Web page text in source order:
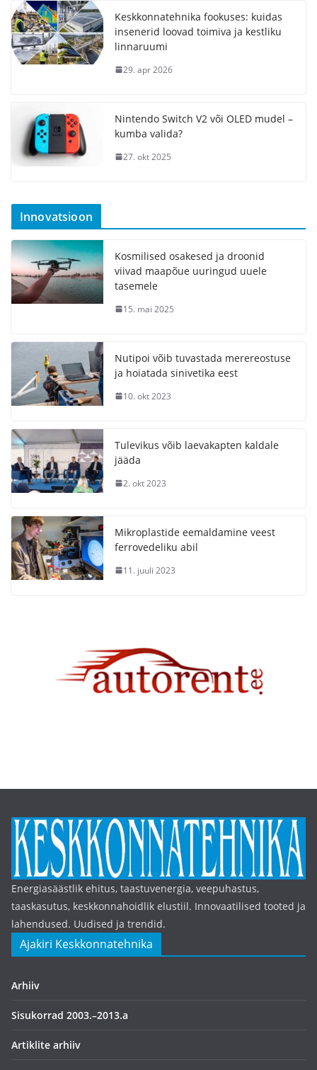
Keskkonnatehnika fookuses: kuidas
insenerid loovad toimiva ja kestliku
linnaruumi
29. apr 2026
Nintendo Switch V2 või OLED mudel –
kumba valida?
27. okt 2025
Innovatsioon
Kosmilised osakesed ja droonid
viivad maapõue uuringud uuele
tasemele
15. mai 2025
Nutipoi võib tuvastada merereostuse
ja hoiatada sinivetika eest
10. okt 2023
Tulevikus võib laevakapten kaldale
jääda
2. okt 2023
Mikroplastide eemaldamine veest
ferrovedeliku abil
11. juuli 2023
Energiasäästlik ehitus, taastuvenergia, veepuhastus,
taaskasutus, keskkonnahoidlik elustiil. Innovaatilised tooted ja
lahendused. Uudised ja trendid.
Ajakiri Keskkonnatehnika
Arhiiv
Sisukorrad 2003.–2013.a
Artiklite arhiiv